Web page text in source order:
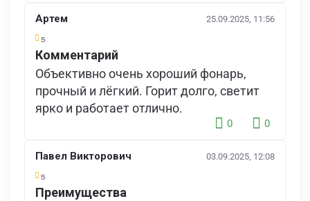
от повербанка - это решает проблему в
длительном походе. Однозначно
рекомендую.
Артем 25.09.2025, 11:56
5
Комментарий
Объективно очень хороший фонарь,
прочный и лёгкий. Горит долго, светит
ярко и работает отлично.
0 0
Павел Викторович 03.09.2025, 12:08
5
Преимущества